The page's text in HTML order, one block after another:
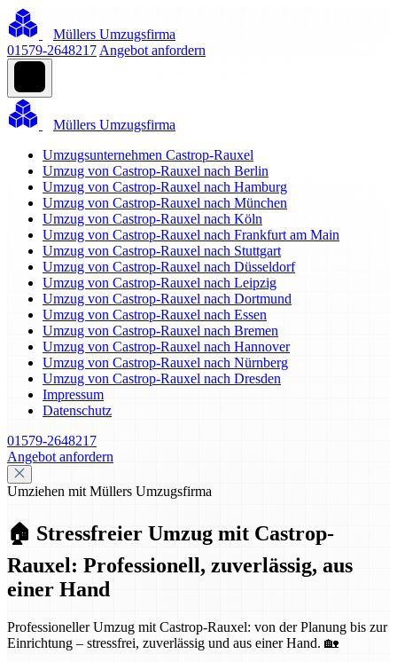
Müllers Umzugsfirma
01579-2648217 Angebot anfordern
Müllers Umzugsfirma
Umzugsunternehmen Castrop-Rauxel
Umzug von Castrop-Rauxel nach Berlin
Umzug von Castrop-Rauxel nach Hamburg
Umzug von Castrop-Rauxel nach München
Umzug von Castrop-Rauxel nach Köln
Umzug von Castrop-Rauxel nach Frankfurt am Main
Umzug von Castrop-Rauxel nach Stuttgart
Umzug von Castrop-Rauxel nach Düsseldorf
Umzug von Castrop-Rauxel nach Leipzig
Umzug von Castrop-Rauxel nach Dortmund
Umzug von Castrop-Rauxel nach Essen
Umzug von Castrop-Rauxel nach Bremen
Umzug von Castrop-Rauxel nach Hannover
Umzug von Castrop-Rauxel nach Nürnberg
Umzug von Castrop-Rauxel nach Dresden
Impressum
Datenschutz
01579-2648217
Angebot anfordern
Umziehen mit Müllers Umzugsfirma
🏠 Stressfreier Umzug mit Castrop-
Rauxel: Professionell, zuverlässig, aus
einer Hand
Professioneller Umzug mit Castrop-Rauxel: von der Planung bis zur
Einrichtung – stressfrei, zuverlässig und aus einer Hand. 🏡